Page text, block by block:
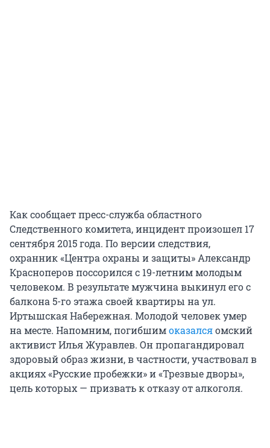
Как сообщает пресс-служба областного
Следственного комитета, инцидент произошел 17
сентября 2015 года. По версии следствия,
охранник «Центра охраны и защиты» Александр
Красноперов поссорился с 19-летним молодым
человеком. В результате мужчина выкинул его с
балкона 5-го этажа своей квартиры на ул.
Иртышская Набережная. Молодой человек умер
на месте. Напомним, погибшимоказалсяомский
активист Илья Журавлев. Он пропагандировал
здоровый образ жизни, в частности, участвовал в
акциях «Русские пробежки» и «Трезвые дворы»,
цель которых — призвать к отказу от алкоголя.